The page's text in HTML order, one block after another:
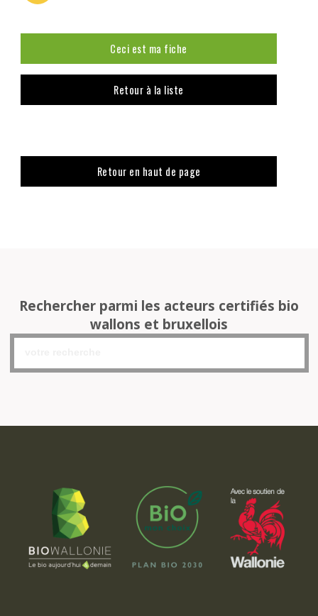
Ceci est ma fiche
Retour à la liste
Retour en haut de page
Rechercher parmi les acteurs certifiés bio
wallons et bruxellois